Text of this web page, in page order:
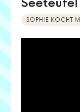
Seeteufel
SOPHIE KOCHT